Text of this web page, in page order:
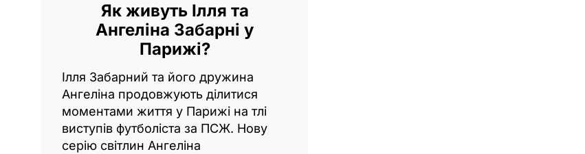
Як живуть Ілля та
Ангеліна Забарні у
Парижі?
Ілля Забарний та його дружина
Ангеліна продовжують ділитися
моментами життя у Парижі на тлі
виступів футболіста за ПСЖ. Нову
серію світлин Ангеліна